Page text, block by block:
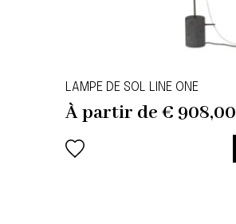
LAMPE DE SOL LINE ONE
À partir de€ 908,00